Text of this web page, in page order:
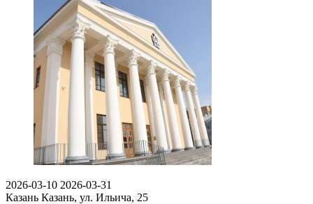
2026-03-10 2026-03-31
Казань Казань, ул. Ильича, 25